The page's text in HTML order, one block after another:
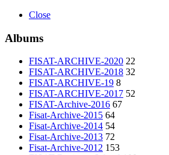
Close
Albums
FISAT-ARCHIVE-2020 22
FISAT-ARCHIVE-2018 32
FISAT-ARCHIVE-19 8
FISAT-ARCHIVE-2017 52
FISAT-Archive-2016 67
Fisat-Archive-2015 64
Fisat-Archive-2014 54
Fisat-Archive-2013 72
Fisat-Archive-2012 153